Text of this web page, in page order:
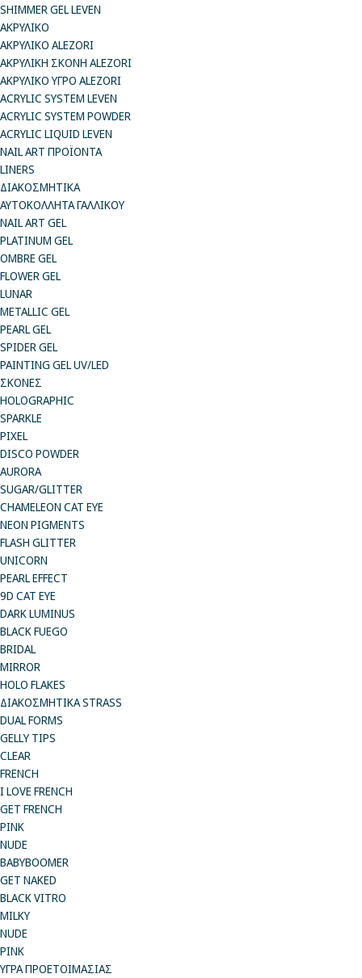
SHIMMER GEL LEVEN
ΑΚΡΥΛΙΚΟ
ΑΚΡΥΛΙΚΟ ALEZORI
ΑΚΡΥΛΙΚΗ ΣΚΟΝΗ ALEZORI
ΑΚΡΥΛΙΚΟ ΥΓΡΟ ALEZORI
ACRYLIC SYSTEM LEVEN
ACRYLIC SYSTEM POWDER
ACRYLIC LIQUID LEVEN
NAIL ART ΠΡΟΪΟΝΤΑ
LINERS
ΔΙΑΚΟΣΜΗΤΙΚΑ
ΑΥΤΟΚΟΛΛΗΤΑ ΓΑΛΛΙΚΟΥ
NAIL ART GEL
PLATINUM GEL
OMBRE GEL
FLOWER GEL
LUNAR
METALLIC GEL
PEARL GEL
SPIDER GEL
PAINTING GEL UV/LED
ΣΚΟΝΕΣ
HOLOGRAPHIC
SPARKLE
PIXEL
DISCO POWDER
AURORA
SUGAR/GLITTER
CHAMELEON CAT EYE
NEON PIGMENTS
FLASH GLITTER
UNICORN
PEARL EFFECT
9D CAT EYE
DARK LUMINUS
BLACK FUEGO
BRIDAL
MIRROR
HOLO FLAKES
ΔΙΑΚΟΣΜΗΤΙΚΑ STRASS
DUAL FORMS
GELLY TIPS
CLEAR
FRENCH
I LOVE FRENCH
GET FRENCH
PINK
NUDE
BABYBOOMER
GET NAKED
BLACK VITRO
MILKY
NUDE
PINK
ΥΓΡΑ ΠΡΟΕΤΟΙΜΑΣΙΑΣ